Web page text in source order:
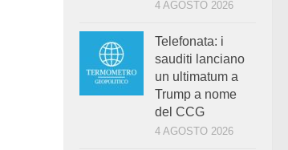
4 AGOSTO 2026
Telefonata: i
sauditi lanciano
un ultimatum a
Trump a nome
del CCG
4 AGOSTO 2026